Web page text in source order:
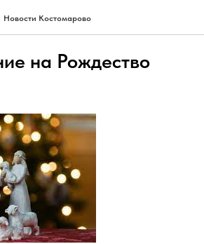
Новости Костомарово
на Рождество